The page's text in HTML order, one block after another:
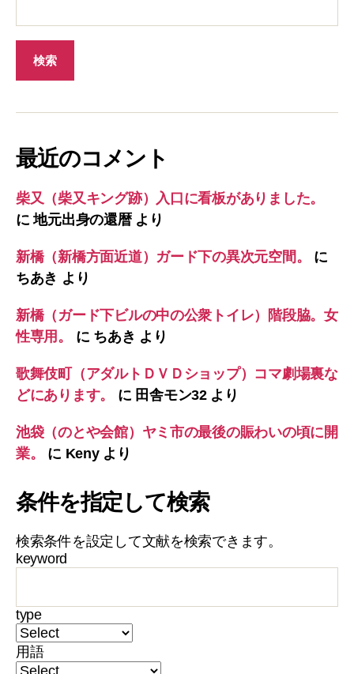
最近のコメント
柴又（柴又キング跡）入口に看板がありました。
に地元出身の還暦より
新橋（新橋方面近道）ガード下の異次元空間。
に
ちあき より
新橋（ガード下ビルの中の公衆トイレ）階段脇。女
性専用。
に ちあき より
歌舞伎町（アダルトＤＶＤショップ）コマ劇場裏な
どにあります。
に 田舎モン32より
池袋（のとや会館）ヤミ市の最後の賑わいの頃に開
業。
に Kenyより
条件を指定して検索
検索条件を設定して文献を検索できます。
keyword
type
用語